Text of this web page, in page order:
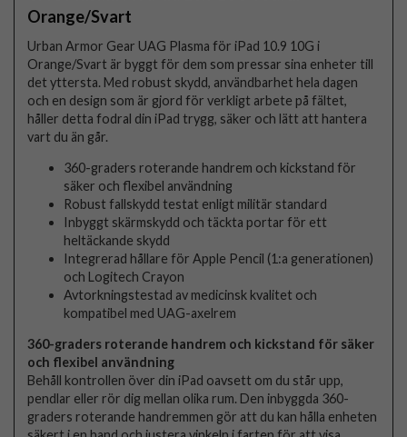
Orange/Svart
Urban Armor Gear UAG Plasma för iPad 10.9 10G i
Orange/Svart är byggt för dem som pressar sina enheter till
det yttersta. Med robust skydd, användbarhet hela dagen
och en design som är gjord för verkligt arbete på fältet,
håller detta fodral din iPad trygg, säker och lätt att hantera
vart du än går.
360-graders roterande handrem och kickstand för
säker och flexibel användning
Robust fallskydd testat enligt militär standard
Inbyggt skärmskydd och täckta portar för ett
heltäckande skydd
Integrerad hållare för Apple Pencil (1:a generationen)
och Logitech Crayon
Avtorkningstestad av medicinsk kvalitet och
kompatibel med UAG-axelrem
360-graders roterande handrem och kickstand för säker
och flexibel användning
Behåll kontrollen över din iPad oavsett om du står upp,
pendlar eller rör dig mellan olika rum. Den inbyggda 360-
graders roterande handremmen gör att du kan hålla enheten